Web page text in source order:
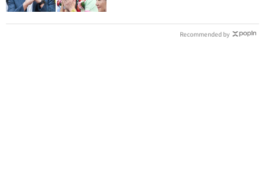
Recommended by